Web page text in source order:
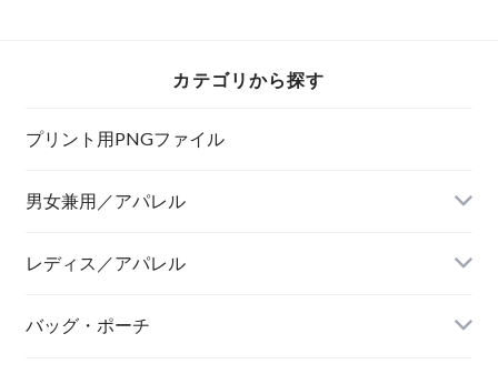
カテゴリから探す
プリント用PNGファイル
男女兼用／アパレル
Tシャツ
レディス／アパレル
バッグ・ポーチ